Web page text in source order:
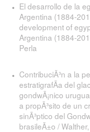
El desarrollo de la
Argentina (1884-
development of
Argentina (1884-
Perla
ContribuciÃ³n a la
estratigrafÃ­a del
gondwÃ¡nico
a propÃ³sito de un
sinÃ³ptico del
brasileÃ±o /